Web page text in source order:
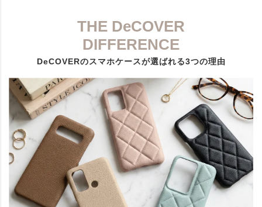
THE DeCOVER
DIFFERENCE
DeCOVERのスマホケースが選ばれる3つの理由